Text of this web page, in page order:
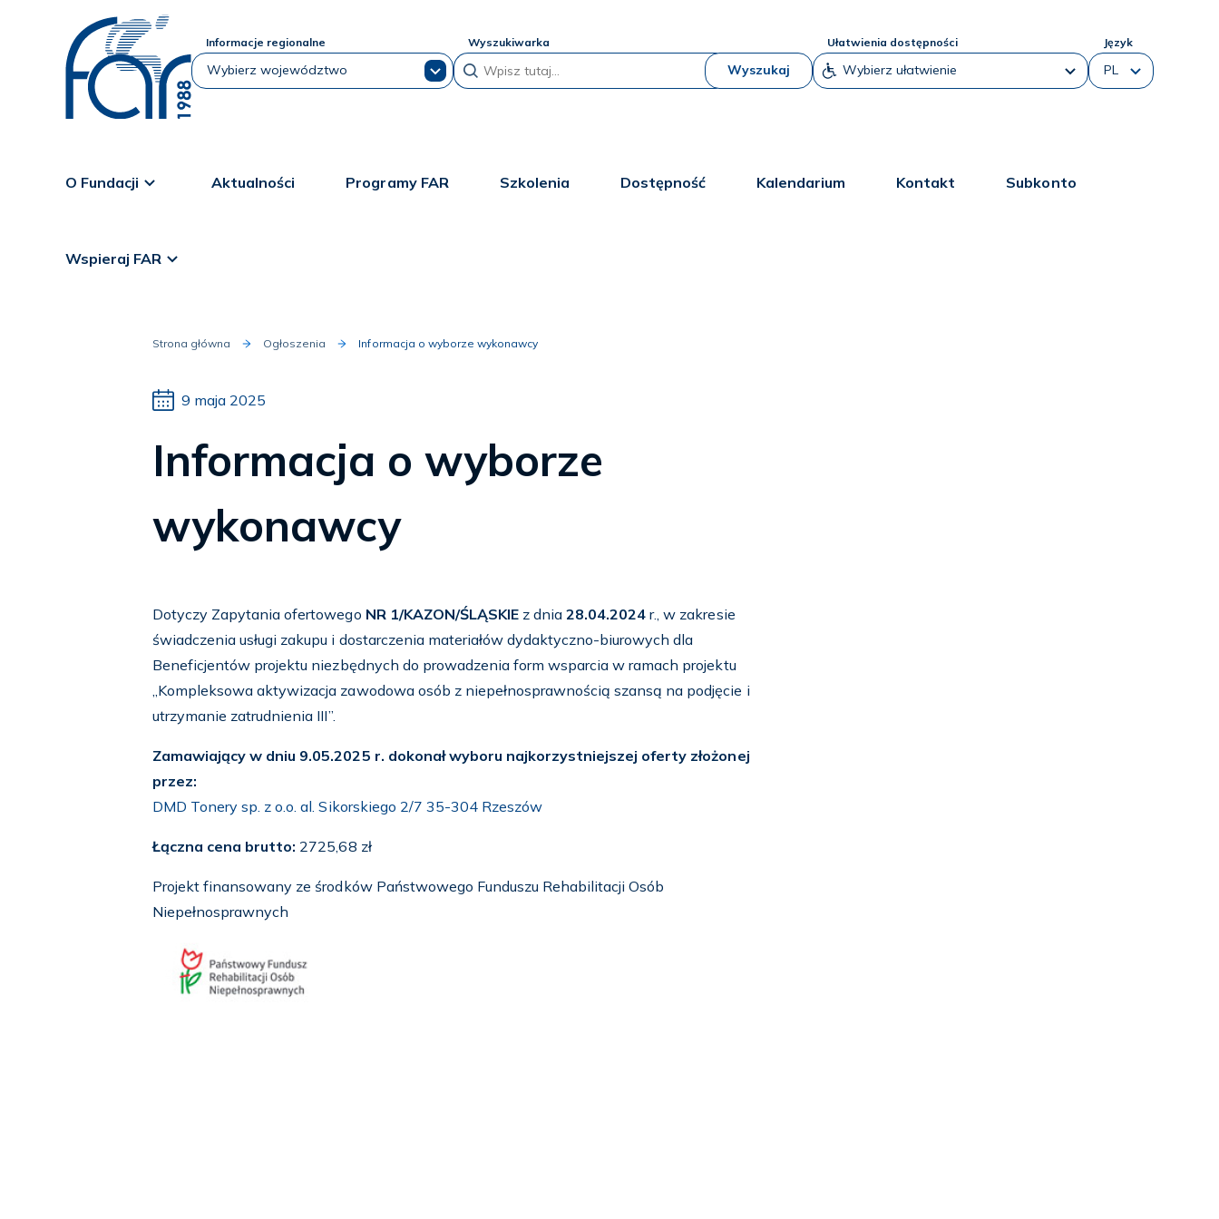
Informacje regionalne Wyszukiwarka
Wyszukaj
Ułatwienia dostępności Język
O Fundacji Aktualności Programy FAR Szkolenia Dostępność Kalendarium Kontakt Subkonto
Wspieraj FAR
Strona główna Ogłoszenia Informacja o wyborze wykonawcy
9 maja 2025
Informacja o wyborze
wykonawcy
Dotyczy Zapytania ofertowego NR 1/KAZON/ŚLĄSKIEz dnia 28.04.2024 r., w zakresie
świadczenia usługi zakupu i dostarczenia materiałów dydaktyczno-biurowych dla
Beneficjentów projektu niezbędnych do prowadzenia form wsparcia w ramach projektu
„Kompleksowa aktywizacja zawodowa osób z niepełnosprawnością szansą na podjęcie i
utrzymanie zatrudnienia III”.
Zamawiający w dniu 9.05.2025 r. dokonał wyboru najkorzystniejszej oferty złożonej
przez:
DMD Tonery sp. z o.o. al. Sikorskiego 2/7 35-304 Rzeszów
Łączna cena brutto: 2725,68 zł
Projekt finansowany ze środków Państwowego Funduszu Rehabilitacji Osób
Niepełnosprawnych